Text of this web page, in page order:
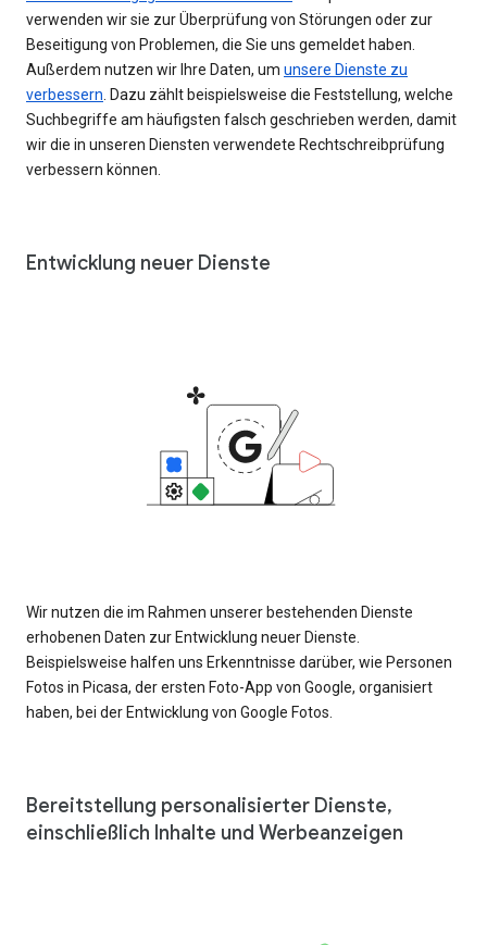
verwenden wir sie zur Überprüfung von Störungen oder zur
Beseitigung von Problemen, die Sie uns gemeldet haben.
Außerdem nutzen wir Ihre Daten, um unsere Dienste zu
verbessern . Dazu zählt beispielsweise die Feststellung, welche
Suchbegriffe am häufigsten falsch geschrieben werden, damit
wir die in unseren Diensten verwendete Rechtschreibprüfung
verbessern können.
Entwicklung neuer Dienste
Wir nutzen die im Rahmen unserer bestehenden Dienste
erhobenen Daten zur Entwicklung neuer Dienste.
Beispielsweise halfen uns Erkenntnisse darüber, wie Personen
Fotos in Picasa, der ersten Foto-App von Google, organisiert
haben, bei der Entwicklung von Google Fotos.
Bereitstellung personalisierter Dienste,
einschließlich Inhalte und Werbeanzeigen